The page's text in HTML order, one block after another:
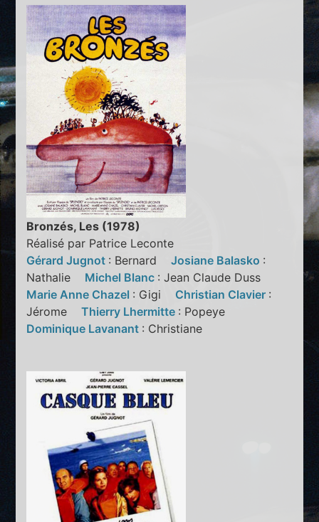
Bronzés, Les (1978)
Réalisé par Patrice Leconte
Gérard Jugnot : BernardJosiane Balasko :
Nathalie Michel Blanc : Jean Claude Duss
Marie Anne Chazel : Gigi Christian Clavier :
JéromeThierry Lhermitte : Popeye
Dominique Lavanant : Christiane